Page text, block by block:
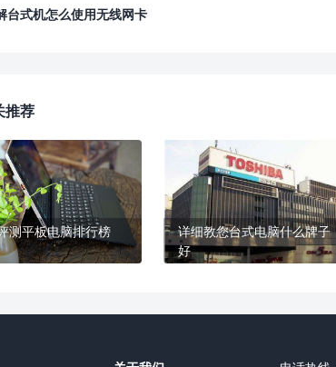
台式机怎么使用无线网卡
推荐
测平板电脑排行榜
详细教您台式电脑什么牌子
好